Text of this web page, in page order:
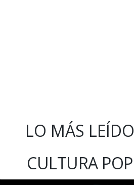
LO MÁS LEÍDO
CULTURA POP